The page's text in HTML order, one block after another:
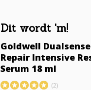
Dit wordt 'm!
Goldwell
Repair Intensive
Serum 18 ml
(2)